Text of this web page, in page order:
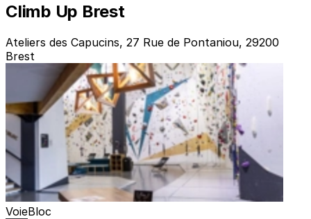
Climb Up Brest
Ateliers des Capucins, 27 Rue de Pontaniou, 29200
Brest
VoieBloc